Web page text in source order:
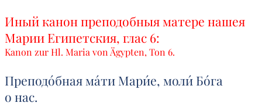
Иный канон преподобныя матере нашея
Марии Египетския, глас 6:
Kanon zur Hl. Maria von Ägypten, Ton 6.
Преподо́бная ма́ти Мари́е, моли́ Бо́га
о нас.